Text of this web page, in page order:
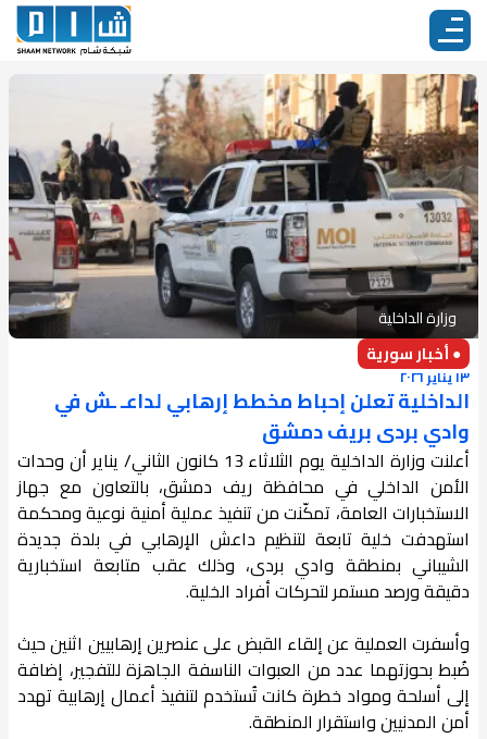
وزارة الداخلية
● أخبار سورية
١٣ يناير ٢٠٢٦
الداخلية تعلن إحباط مخطط إرهابي لداعـ ـش في
وادي بردى بريف دمشق
أعلنت وزارة الداخلية يوم الثلاثاء 13 كانون الثاني/ يناير أن وحدات
الأمن الداخلي في محافظة ريف دمشق، بالتعاون مع جهاز
الاستخبارات العامة، تمكّنت من تنفيذ عملية أمنية نوعية ومحكمة
استهدفت خلية تابعة لتنظيم داعش الإرهابي في بلدة جديدة
الشيباني بمنطقة وادي بردى، وذلك عقب متابعة استخبارية
دقيقة ورصد مستمر لتحركات أفراد الخلية.
وأسفرت العملية عن إلقاء القبض على عنصرين إرهابيين اثنين حيث
ضُبط بحوزتهما عدد من العبوات الناسفة الجاهزة للتفجير، إضافة
إلى أسلحة ومواد خطرة كانت تُستخدم لتنفيذ أعمال إرهابية تهدد
أمن المدنيين واستقرار المنطقة.